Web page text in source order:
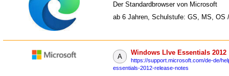
Der Standardbrowser von Microsoft
ab 6 Jahren, Schulstufe: GS, MS, OS
A
Windows LIve Essentials 2012
https://support.microsoft.com/de-de/
essentials-2012-release-notes